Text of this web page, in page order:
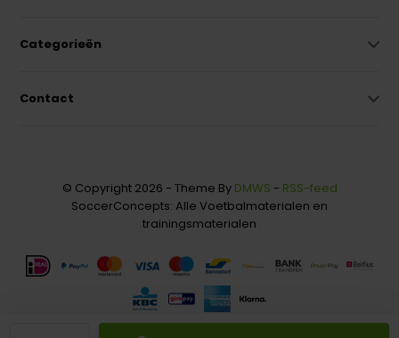
Categorieën
Contact
© Copyright 2026 - Theme By DMWS - RSS-feed
SoccerConcepts: Alle Voetbalmaterialen en
trainingsmaterialen